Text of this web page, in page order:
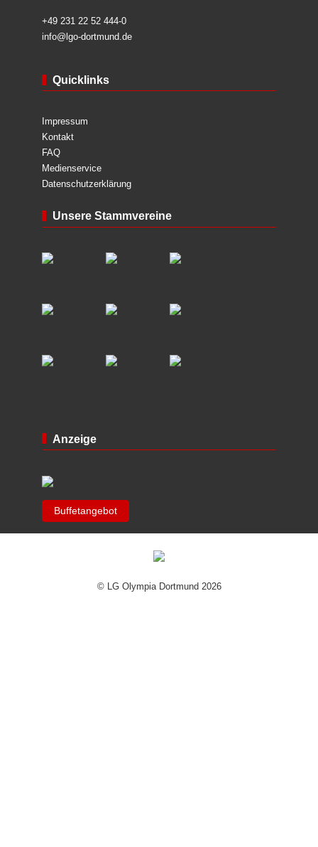
+49 231 22 52 444-0
info@lgo-dortmund.de
Quicklinks
Impressum
Kontakt
FAQ
Medienservice
Datenschutzerklärung
Unsere Stammvereine
Anzeige
Buffetangebot
© LG Olympia Dortmund 2026